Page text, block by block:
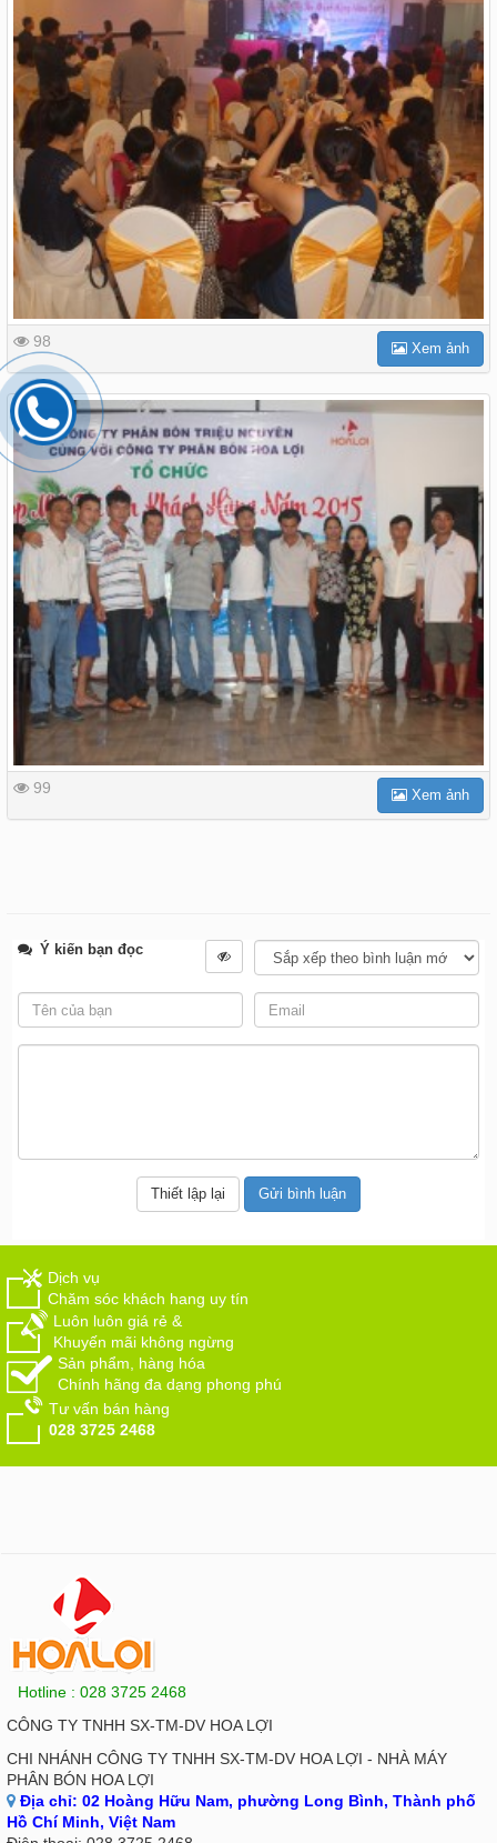
98 Xem ảnh
99 Xem ảnh
Ý kiến bạn đọc
Dịch vụ
Chăm sóc khách hang uy tín
Luôn luôn giá rẻ &
Khuyến mãi không ngừng
Sản phẩm, hàng hóa
Chính hãng đa dạng phong phú
Tư vấn bán hàng
028 3725 2468
Hotline : 028 3725 2468
CÔNG TY TNHH SX-TM-DV HOA LỢI
CHI NHÁNH CÔNG TY TNHH SX-TM-DV HOA LỢI - NHÀ MÁY
PHÂN BÓN HOA LỢI
Địa chỉ: 02 Hoàng Hữu Nam, phường Long Bình, Thành phố
Hồ Chí Minh, Việt Nam